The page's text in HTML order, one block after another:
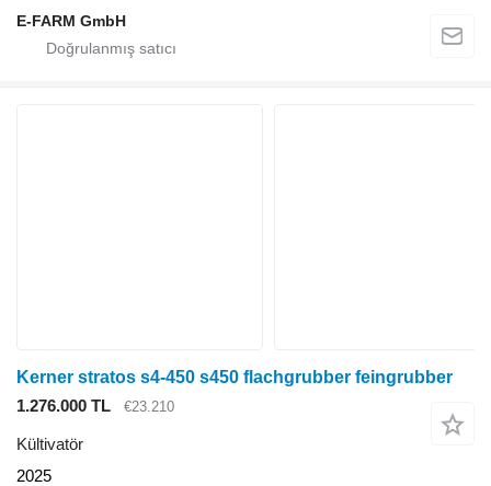
E-FARM GmbH
Kerner stratos s4-450 s450 flachgrubber feingrubber
1.276.000 TL
€23.210
Kültivatör
2025